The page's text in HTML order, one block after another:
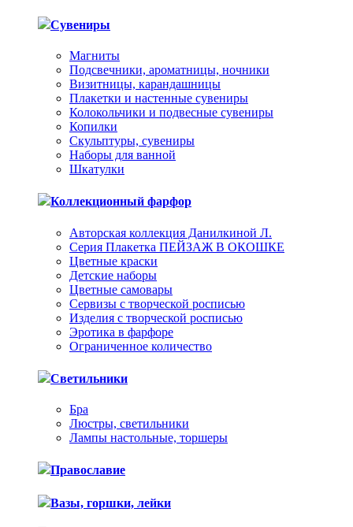
Сувениры
Магниты
Подсвечники, ароматницы, ночники
Визитницы, карандашницы
Плакетки и настенные сувениры
Колокольчики и подвесные сувениры
Копилки
Скульптуры, сувениры
Наборы для ванной
Шкатулки
Коллекционный фарфор
Авторская коллекция Данилкиной Л.
Серия Плакетка ПЕЙЗАЖ В ОКОШКЕ
Цветные краски
Детские наборы
Цветные самовары
Сервизы с творческой росписью
Изделия с творческой росписью
Эротика в фарфоре
Ограниченное количество
Светильники
Бра
Люстры, светильники
Лампы настольные, торшеры
Православие
Вазы, горшки, лейки